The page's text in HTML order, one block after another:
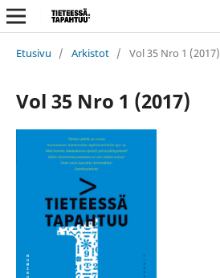
Etusivu / Arkistot / Vol 35 Nro 1 (2017)
Vol 35 Nro 1 (2017)